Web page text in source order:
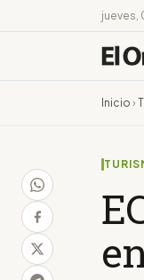
jueves,
Inicio ›